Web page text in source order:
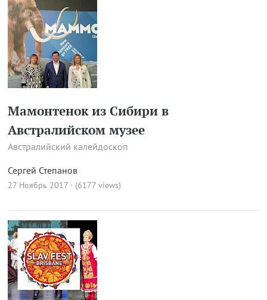
Мамонтенок из Сибири в
Австралийском музее
Австралийский калейдоскоп
Сергей Степанов
27 Ноябрь 2017 · (6177 views)